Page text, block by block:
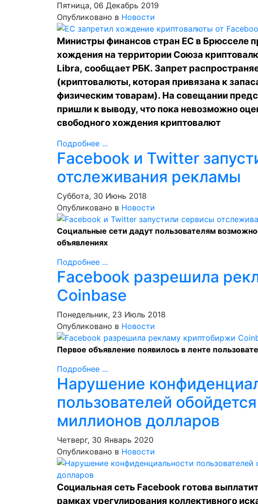
Пятница, 06 Декабрь 2019
Опубликовано в Новости
Министры финансов стран ЕС в Брюсселе
хождения на территории Союза
Libra, сообщает РБК. Запрет
(криптовалюты, которая привязана к
физическим товарам). На совещании
пришли к выводу, что пока невозможно
свободного хождения криптовалют
Подробнее ...
Facebook и Twitter
отслеживания рекламы
Суббота, 30 Июнь 2018
Опубликовано в Новости
Социальные сети дадут пользователям
объявлениях
Подробнее ...
Facebook разрешила
Coinbase
Понедельник, 23 Июль 2018
Опубликовано в Новости
Первое объявление появилось в ленте
Подробнее ...
Нарушение
пользователей
миллионов долларов
Четверг, 30 Январь 2020
Опубликовано в Новости
Социальная сеть Facebook готова
рамках урегулирования коллективного